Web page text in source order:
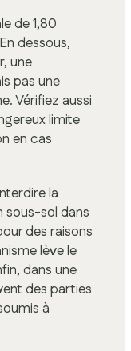
de 1,80
dessous,
une
pas une
Vérifiez aussi
limite
en cas
la
sous-sol dans
des raisons
lève le
dans une
des parties
à